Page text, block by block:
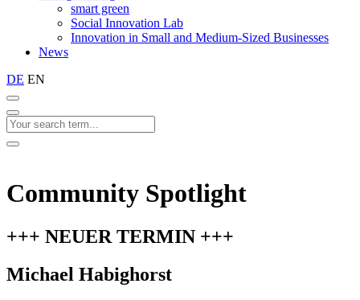
smart green
Social Innovation Lab
Innovation in Small and Medium-Sized Businesses
News
DE EN
Community Spotlight
+++ NEUER TERMIN +++
Michael Habighorst